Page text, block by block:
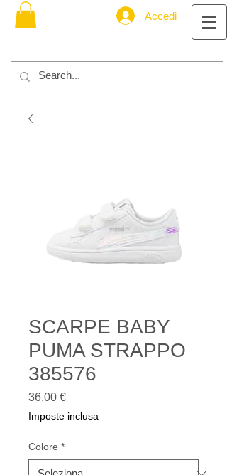
Accedi
SCARPE BABY
PUMA STRAPPO
385576
36,00 €Prezzo
Imposte inclusa
Colore *